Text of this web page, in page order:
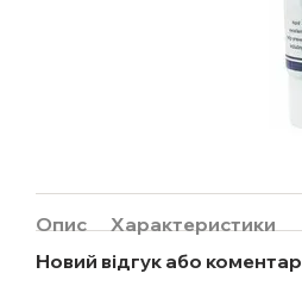
Опис
Характеристики
Новий відгук або коментар